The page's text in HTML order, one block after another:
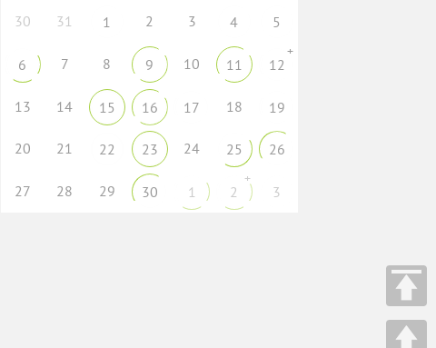
30 31 1 2 3 4 5
6 7 8 9 10 11 12
+
13 14 15 16 17 18 19
20 21 22 23 24 25 26
27 28 29 30 1 2
+
3